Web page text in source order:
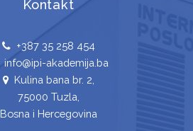
Kontakt
+387 35 258 454
info@ipi-akademija.ba
Kulina bana br. 2,
75000 Tuzla,
Bosna i Hercegovina